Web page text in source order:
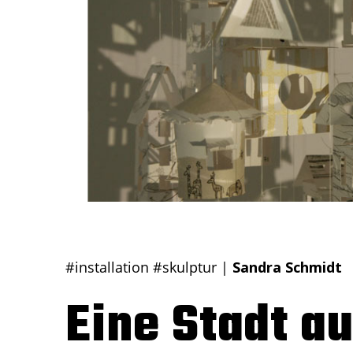
#installation #skulptur | Sandra Schmidt
Eine Stadt